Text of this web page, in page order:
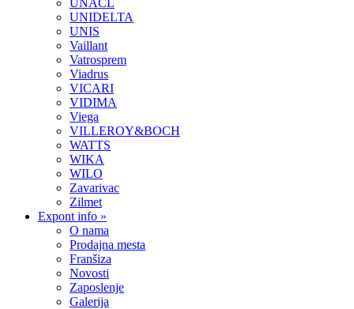
UNACL
UNIDELTA
UNIS
Vaillant
Vatrosprem
Viadrus
VICARI
VIDIMA
Viega
VILLEROY&BOCH
WATTS
WIKA
WILO
Zavarivac
Zilmet
Expont info »
O nama
Prodajna mesta
Franšiza
Novosti
Zaposlenje
Galerija